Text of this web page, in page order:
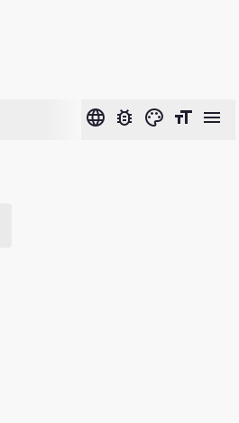
language bug_report color_lens format_size menu